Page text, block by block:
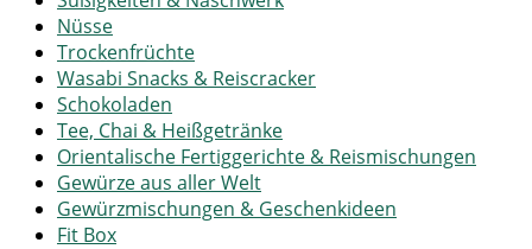
Nüsse
Trockenfrüchte
Wasabi Snacks & Reiscracker
Schokoladen
Tee, Chai & Heißgetränke
Orientalische Fertiggerichte & Reismischungen
Gewürze aus aller Welt
Gewürzmischungen & Geschenkideen
Fit Box